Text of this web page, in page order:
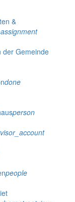
&
assignment
der Gemeinde
done
person
people